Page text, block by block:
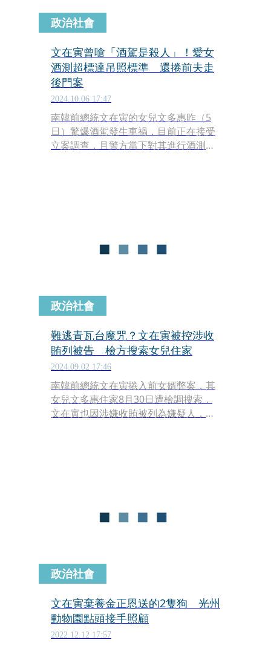
政治社會
文在寅曾嗆「酒駕是殺人」！愛女
酒測超標達吊照標準 還捲前夫走
後門案
2024.10.06 17:47
南韓前總統文在寅的女兒文多惠昨（5
日）驚爆酒駕發生車禍，目前正在接受
立案調查，且警方當下對其進行酒測，
政治社會
難逃青瓦台魔咒？文在寅被控涉收
賄列被告 檢方搜索女兒住家
2024.09.02 17:46
南韓前總統文在寅捲入前女婿弊案，其
女兒文多惠住家8月30日遭檢調搜索，
文在寅也因涉嫌收賄被列為嫌疑人，案
政治社會
文在寅棄養金正恩送的2隻狗 光州
動物園點頭接手照顧
2022.12.12 17:57